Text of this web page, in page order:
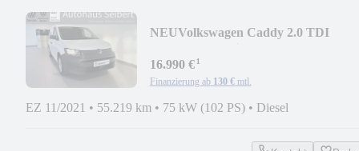
NEUVolkswagen Caddy 2.0 TDI
16.990 €¹
Finanzierung ab 130 € mtl.
EZ 11/2021 • 55.219 km • 75 kW (102 PS) • Diesel